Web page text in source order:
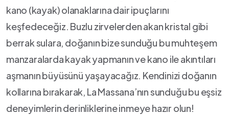
kano ⁣(kayak) ⁣olanaklarına dair ipuçlarını
keşfedeceğiz.⁣ Buzlu zirvelerden akan kristal gibi
berrak sulara, doğanın bize sunduğu bu muhteşem⁤
manzaralarda kayak yapmanın ve kano ile akıntıları
aşmanın büyüsünü yaşayacağız. Kendinizi doğanın
kollarına bırakarak, ‌La Massana’nın sunduğu bu eşsiz
deneyimlerin derinliklerine inmeye hazır olun!